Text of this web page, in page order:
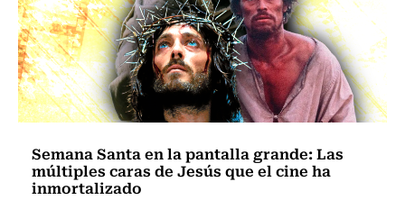
Semana Santa en la pantalla grande: Las
múltiples caras de Jesús que el cine ha
inmortalizado